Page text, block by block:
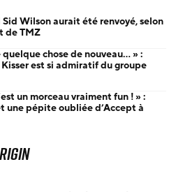
Wilson aurait été renvoyé, selon
de TMZ
chose de nouveau… » :
est si admiratif du groupe
un morceau vraiment fun ! » :
une pépite oubliée d’Accept à